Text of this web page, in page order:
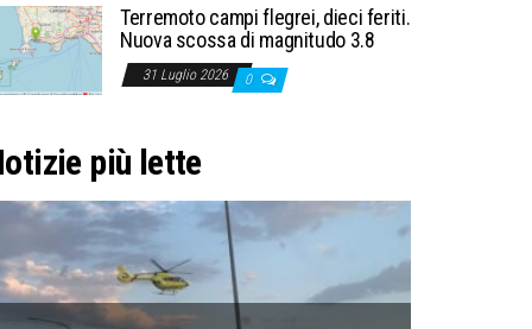
Terremoto campi flegrei, dieci feriti.
Nuova scossa di magnitudo 3.8
31 Luglio 2026 0
più lette